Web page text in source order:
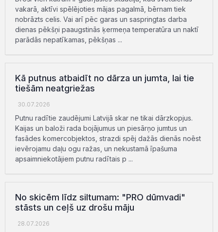
vakarā, aktīvi spēlējoties mājas pagalmā, bērnam tiek
nobrāzts celis. Vai arī pēc garas un saspringtas darba
dienas pēkšņi paaugstinās ķermeņa temperatūra un naktī
parādās nepatīkamas, pēkšņas ...
Kā putnus atbaidīt no dārza un jumta, lai tie
tiešām neatgriežas
30.07.2026
Putnu radītie zaudējumi Latvijā skar ne tikai dārzkopjus.
Kaijas un baloži rada bojājumus un piesārņo jumtus un
fasādes komercobjektos, strazdi spēj dažās dienās noēst
ievērojamu daļu ogu ražas, un nekustamā īpašuma
apsaimniekotājiem putnu radītais p ...
No skicēm līdz siltumam: "PRO dūmvadi"
stāsts un ceļš uz drošu māju
28.07.2026